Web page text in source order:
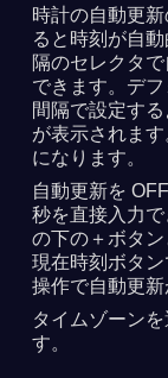
時計の自動更
ると時刻が自
隔のセレクタ
できます。デ
間隔で設定す
が表示されま
になります。
自動更新を
秒を直接入力
の下の＋ボタン
現在時刻ボタ
操作で自動更新
タイムゾーン
す。